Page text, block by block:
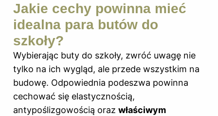
Jakie cechy powinna mieć
idealna para butów do
szkoły?
Wybierając buty do szkoły, zwróć uwagę nie
tylko na ich wygląd, ale przede wszystkim na
budowę. Odpowiednia podeszwa powinna
cechować się elastycznością,
antypoślizgowością oraz właściwym